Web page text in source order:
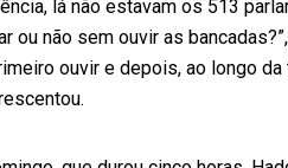
lá não estavam os 513
ou não sem ouvir as
ouvir e depois, ao longo